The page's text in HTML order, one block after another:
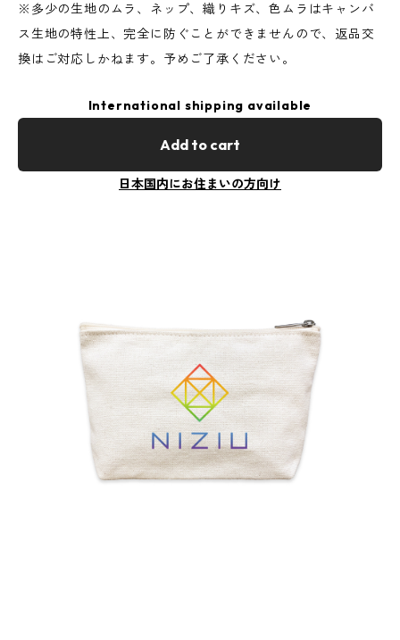
※多少の生地のムラ、ネップ、織りキズ、色ムラはキャンバ
ス生地の特性上、完全に防ぐことができませんので、返品交
換はご対応しかねます。予めご了承ください。
International shipping available
Add to cart
日本国内にお住まいの方向け